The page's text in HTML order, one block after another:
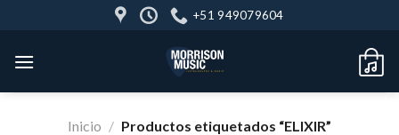
content
+51 949079604
Inicio / Productos etiquetados “ELIXIR”